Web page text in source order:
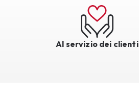
Al servizio dei clienti